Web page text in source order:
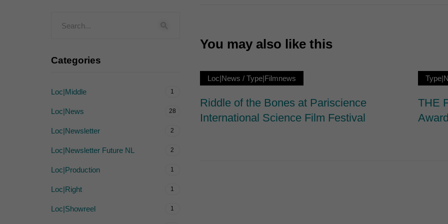
You may also like this
Loc|News / Type|Filmnews
Riddle of the Bones at Pariscience
International Science Film Festival
THE
Categories
Loc|Middle 1
Loc|News 28
Loc|Newsletter 2
Loc|Newsletter Future NL 2
Loc|Production 1
Loc|Right 1
Loc|Showreel 1
Inhalte von Videoplattformen und Social-Media-Plattformen werden standardmäßig blockiert. Wenn Cookies
akzeptiert werden, bedarf der Zugriff auf diese Inhalte keiner manuellen Einwilligung mehr.